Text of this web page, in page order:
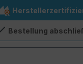
Bestellung